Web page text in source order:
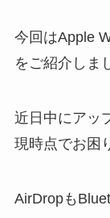
今回はApple
をご紹介しま
近日中にアッ
現時点でお困
AirDropも